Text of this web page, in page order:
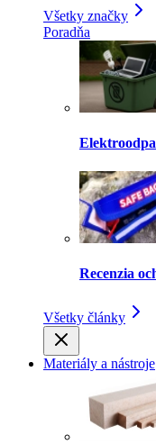
Všetky značky
Poradňa
Recenzia
Všetky články
Materiály a nástroje